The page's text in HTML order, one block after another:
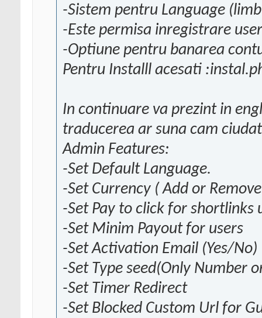
-Sistem pentru Language
-Este permisa inregistrare
-Optiune pentru banarea
Pentru Installl acesati
In continuare va prezint in
traducerea ar suna cam
Admin Features:
-Set Default Language.
-Set Currency ( Add or
-Set Pay to click for shortlinks
-Set Minim Payout for users
-Set Activation Email (Yes/No)
-Set Type seed(Only Number
-Set Timer Redirect
-Set Blocked Custom Url for